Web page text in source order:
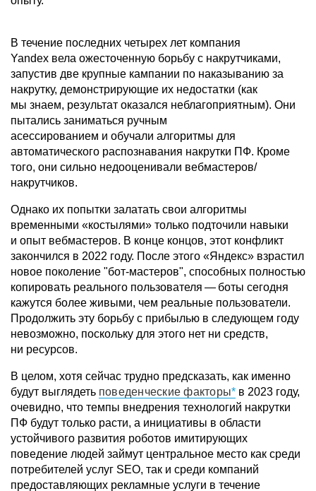
В течение последних четырех лет компания
Yandex вела ожесточенную борьбу с накрутчиками,
запустив две крупные кампании по наказыванию за
накрутку, демонстрирующие их недостатки (как
мы знаем, результат оказался неблагоприятным). Они
пытались заниматься ручным
асессированием и обучали алгоритмы для
автоматического распознавания накрутки ПФ. Кроме
того, они сильно недооценивали вебмастеров/
накрутчиков.
Однако их попытки залатать свои алгоритмы
временными «костылями» только подточили навыки
и опыт вебмастеров. В конце концов, этот конфликт
закончился в 2022 году. После этого «Яндекс» взрастил
новое поколение "бот-мастеров", способных полностью
копировать реального пользователя — боты сегодня
кажутся более живыми, чем реальные пользователи.
Продолжить эту борьбу с прибылью в следующем году
невозможно, поскольку для этого нет ни средств,
ни ресурсов.
В целом, хотя сейчас трудно предсказать, как именно
будут выглядеть поведенческие факторы
в 2023 году,
очевидно, что темпы внедрения технологий накрутки
ПФ будут только расти, а инициативы в области
устойчивого развития роботов имитирующих
поведение людей займут центральное место как среди
потребителей услуг SEO, так и среди компаний
предоставляющих рекламные услуги в течение